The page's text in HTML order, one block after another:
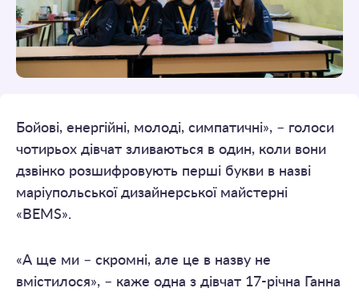
Бойові, енергійні, молоді, симпатичні», – голоси
чотирьох дівчат зливаються в один, коли вони
дзвінко розшифровують перші букви в назві
маріупольської дизайнерської майстерні
«BEMS».
«А ще ми – скромні, але це в назву не
вмістилося», – каже одна з дівчат 17-річна Ганна